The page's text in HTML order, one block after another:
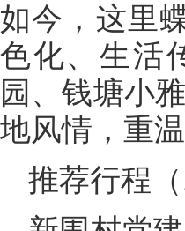
如今，这里
色化、生活
园、钱塘小
地风情，重
推荐行程（